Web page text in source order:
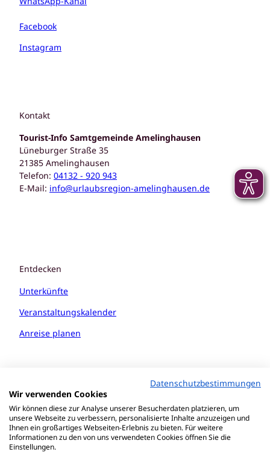
Facebook
Instagram
Kontakt
Tourist-Info Samtgemeinde Amelinghausen
Lüneburger Straße 35
21385 Amelinghausen
Telefon: 04132 - 920 943
E-Mail: info@urlaubsregion-amelinghausen.de
Entdecken
Unterkünfte
Veranstaltungskalender
Anreise planen
Datenschutzbestimmungen
Wir verwenden Cookies
Wir können diese zur Analyse unserer Besucherdaten platzieren, um
unsere Webseite zu verbessern, personalisierte Inhalte anzuzeigen und
Ihnen ein großartiges Webseiten-Erlebnis zu bieten. Für weitere
Informationen zu den von uns verwendeten Cookies öffnen Sie die
Einstellungen.